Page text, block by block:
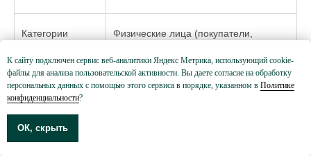
Категории
данные которых
обрабатываются
Физические лица (покупатели,
имеющие намерение заключить с
Оператором гражданско-правовой
договор купли-продажи товаров
(услуг), представленных на Сайте. •
К сайту подключен сервис веб-аналитики Яндекс Метрика, использующий cookie-
файлы для анализа пользовательской активности. Вы даете согласие на обработку
персональных данных с помощью этого сервиса в порядке, указанном в Политике
конфиденциальности?
ОК, скрыть